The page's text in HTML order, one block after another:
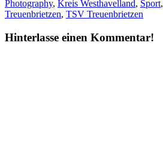
Photography, Kreis Westhavelland, Sport,
Treuenbrietzen, TSV Treuenbrietzen
Hinterlasse einen Kommentar!